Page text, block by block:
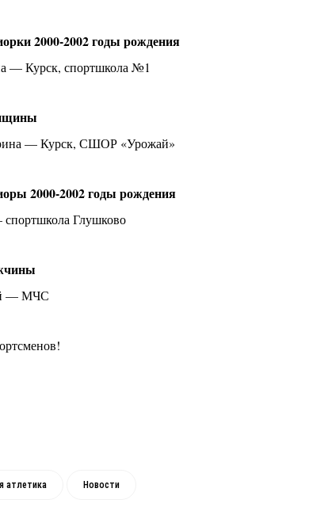
2000-2002 годы рождения
— Курск, спортшкола №1
— Курск, СШОР «Урожай»
2000-2002 годы рождения
Глушково
— МЧС
атлетика Новости